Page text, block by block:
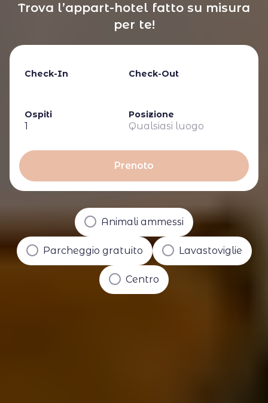
Trova l’appart-hotel fatto su misura
per te!
Posizione
Qualsiasi luogo
Check-In Check-Out
Ospiti
1
Prenoto
Animali ammessi
Parcheggio gratuito Lavastoviglie
Centro